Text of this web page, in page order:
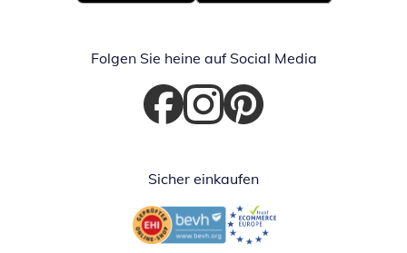
Öffnet in neuem FensterÖffnet in neuem Fenster
Folgen Sie heine auf Social Media
Öffnet in neuem Fenster
Öffnet in neuem Fenster
Öffnet in neuem Fenster
Sicher einkaufen
Öffnet in neuem FensterÖffnet in neuem Fenster